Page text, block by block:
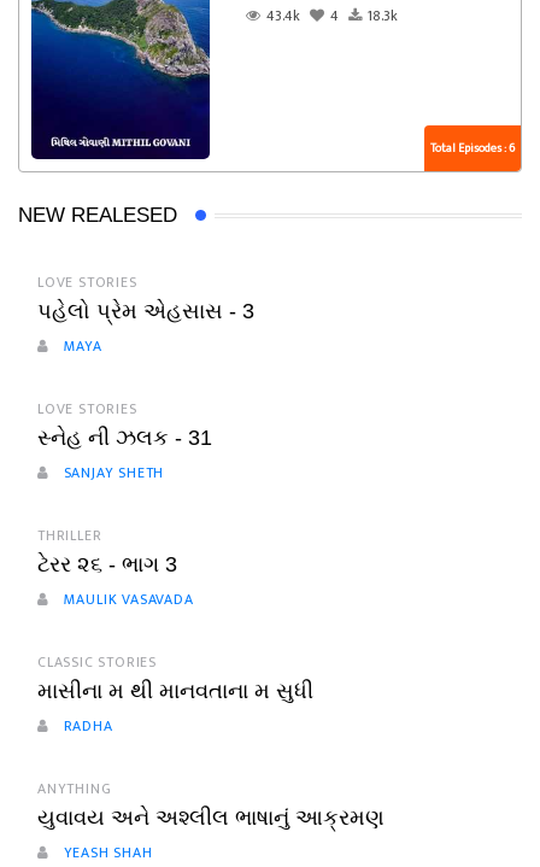
43.4k
4 18.3k
Total Episodes : 6
NEW REALESED
LOVE STORIES
પહેલો પ્રેમ એહસાસ - 3
MAYA
LOVE STORIES
સ્નેહ ની ઝલક - 31
SANJAY SHETH
THRILLER
ટેરર ૨૬ - ભાગ 3
MAULIK VASAVADA
CLASSIC STORIES
માસીના મ થી માનવતાના મ સુધી
RADHA
ANYTHING
યુવાવય અને અશ્લીલ ભાષાનું આક્રમણ
YEASH SHAH